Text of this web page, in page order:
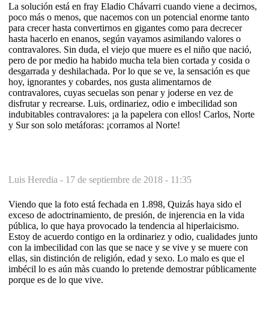
La solución está en fray Eladio Chávarri cuando viene a decirnos,
poco más o menos, que nacemos con un potencial enorme tanto
para crecer hasta convertirnos en gigantes como para decrecer
hasta hacerlo en enanos, según vayamos asimilando valores o
contravalores. Sin duda, el viejo que muere es el niño que nació,
pero de por medio ha habido mucha tela bien cortada y cosida o
desgarrada y deshilachada. Por lo que se ve, la sensación es que
hoy, ignorantes y cobardes, nos gusta alimentarnos de
contravalores, cuyas secuelas son penar y joderse en vez de
disfrutar y recrearse. Luis, ordinariez, odio e imbecilidad son
indubitables contravalores: ¡a la papelera con ellos! Carlos, Norte
y Sur son solo metáforas: ¡corramos al Norte!
Luis Heredia - 17 de septiembre de 2018 - 11:35
Viendo que la foto está fechada en 1.898, Quizás haya sido el
exceso de adoctrinamiento, de presión, de injerencia en la vida
pública, lo que haya provocado la tendencia al hiperlaicismo.
Estoy de acuerdo contigo en la ordinariez y odio, cualidades junto
con la imbecilidad con las que se nace y se vive y se muere con
ellas, sin distinción de religión, edad y sexo. Lo malo es que el
imbécil lo es aún màs cuando lo pretende demostrar públicamente
porque es de lo que vive.